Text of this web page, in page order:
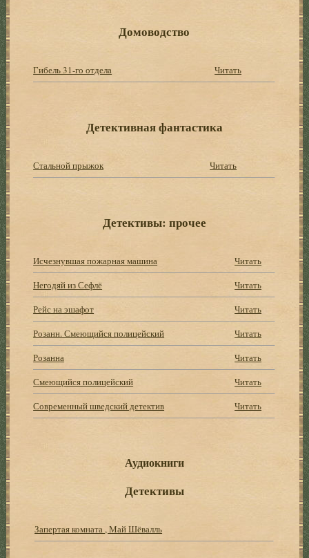
Домоводство
Гибель 31-го отдела Читать
Детективная фантастика
Стальной прыжок Читать
Детективы: прочее
Исчезнувшая пожарная машина
Читать
Негодяй из Сефлё
Читать
Рейс на эшафот
Читать
Розанн. Смеющийся полицейский
Читать
Розанна
Читать
Смеющийся полицейский
Читать
Современный шведский детектив
Читать
Аудиокниги
Детективы
Запертая комната , Май Шёвалль